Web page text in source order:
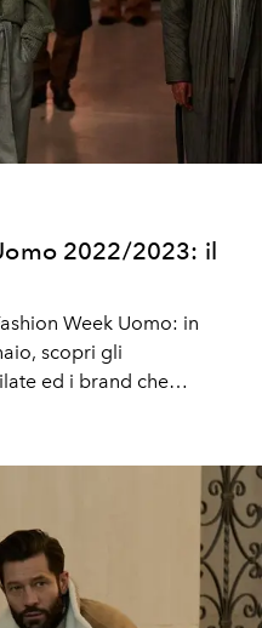
2022/2023: il
Week Uomo: in
scopri gli
ed i brand che